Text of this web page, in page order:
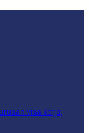
visa kerja,